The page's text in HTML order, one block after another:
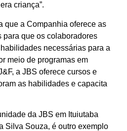
criança”.
que a Companhia oferece as
para que os colaboradores
necessárias para a
meio de programas em
a JBS oferece cursos e
as habilidades e capacita
da JBS em Ituiutaba
Silva Souza, é outro exemplo